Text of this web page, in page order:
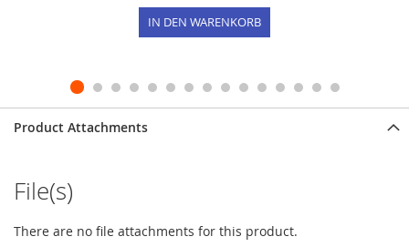
IN DEN WARENKORB
Product Attachments
File(s)
There are no file attachments for this product.